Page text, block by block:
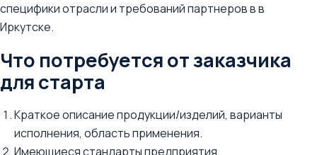
специфики отрасли и требований партнеров в в
Иркутске.
Что потребуется от заказчика
для старта
Краткое описание продукции/изделий, варианты
исполнения, область применения.
Имеющиеся стандарты предприятия,